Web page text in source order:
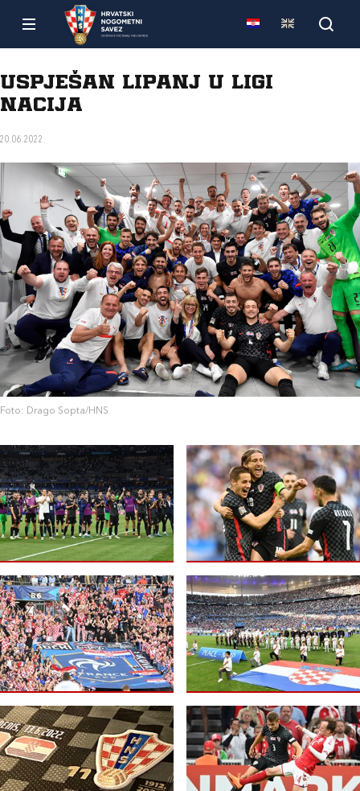
Uspješan lipanj u Ligi
nacija
20.06.2022.
Foto: Drago Sopta/HNS